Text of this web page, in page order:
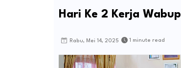
Hari Ke 2 Kerja
Rabu, Mei 14, 2025 1 minute read